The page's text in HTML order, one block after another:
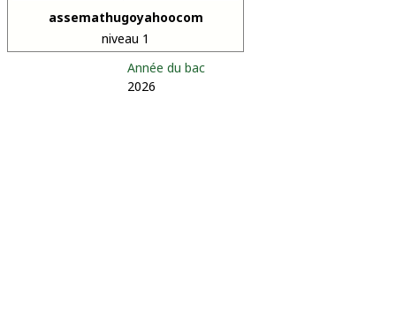
assemathugoyahoocom
niveau 1
Année du bac
2026